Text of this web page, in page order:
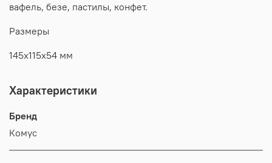
вафель, безе, пастилы, конфет.
Размеры
145х115х54 мм
Характеристики
Бренд
Комус